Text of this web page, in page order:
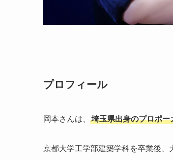
プロフィール
岡本さんは、 埼玉県出身のプロポー
京都大学工学部建築学科を卒業後、